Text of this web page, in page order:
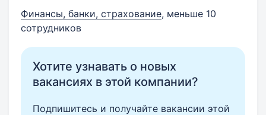
Финансы, банки, страхование, меньше 10
сотрудников
Хотите узнавать о новых
вакансиях в этой компании?
Подпишитесь и получайте вакансии этой